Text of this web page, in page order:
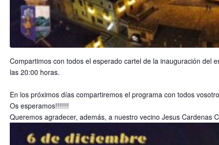
Compartimos con todos el esperado cartel de la inauguración del
las 20:00 horas.
En los próximos días compartiremos el programa con todos
Os esperamos!!!!!!!
Queremos agradecer, además, a nuestro vecino Jesus Cardenas